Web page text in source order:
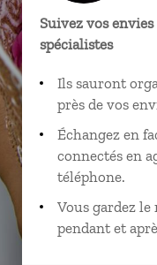
Suivez vos
spécialistes
Ils sauront
près de vos
Échangez en
connectés en
téléphone.
Vous gardez
pendant et